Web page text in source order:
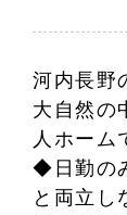
河内長野
大自然の
人ホー
◆日勤の
と両立し